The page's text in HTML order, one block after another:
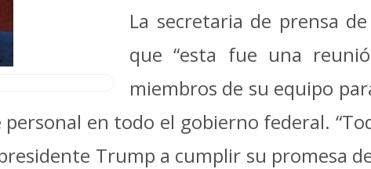
La secretaria de prensa
que “esta fue una
miembros de su equipo
en todo el gobierno federal.
Trump a cumplir su promesa